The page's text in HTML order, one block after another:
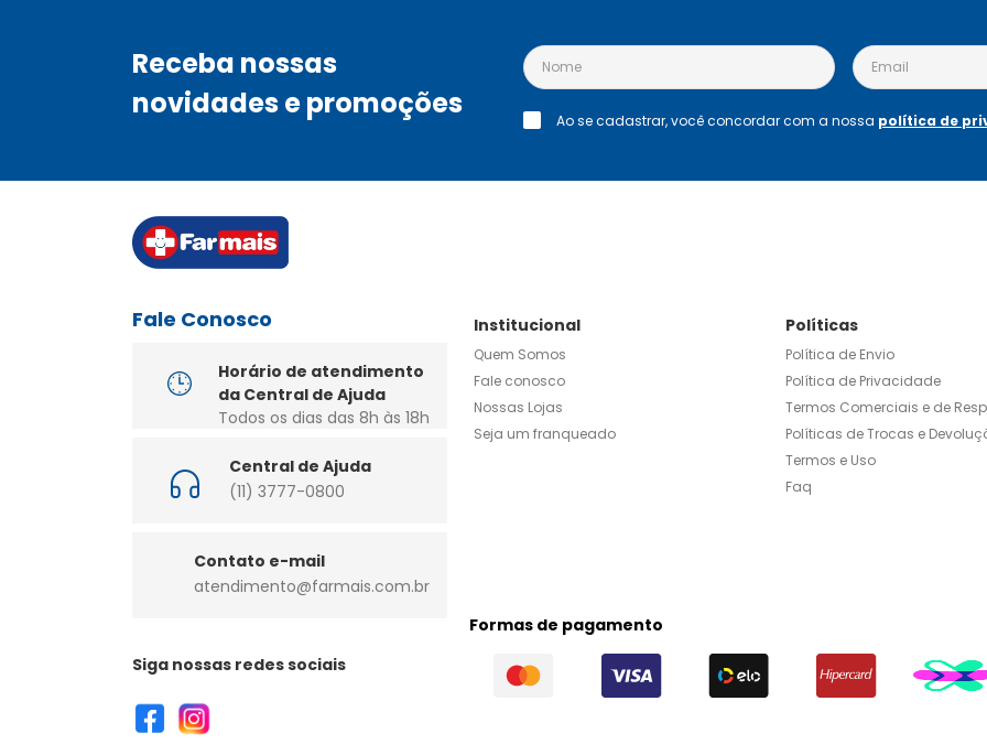
Receba nossas
novidades e promoções
Ao se cadastrar, você concordar com a nossa política de
Fale Conosco
Horário de atendimento
da Central de Ajuda
Todos os dias das 8h às 18h
Central de Ajuda
(11) 3777-0800
Contato e-mail
atendimento@farmais.com.br
Siga nossas redes sociais
Institucional
Quem Somos
Fale conosco
Nossas Lojas
Seja um franqueado
Políticas
Política de Envio
Política de Privacidade
Termos Comerciais e de
Políticas de Trocas e
Termos e Uso
Faq
Formas de pagamento